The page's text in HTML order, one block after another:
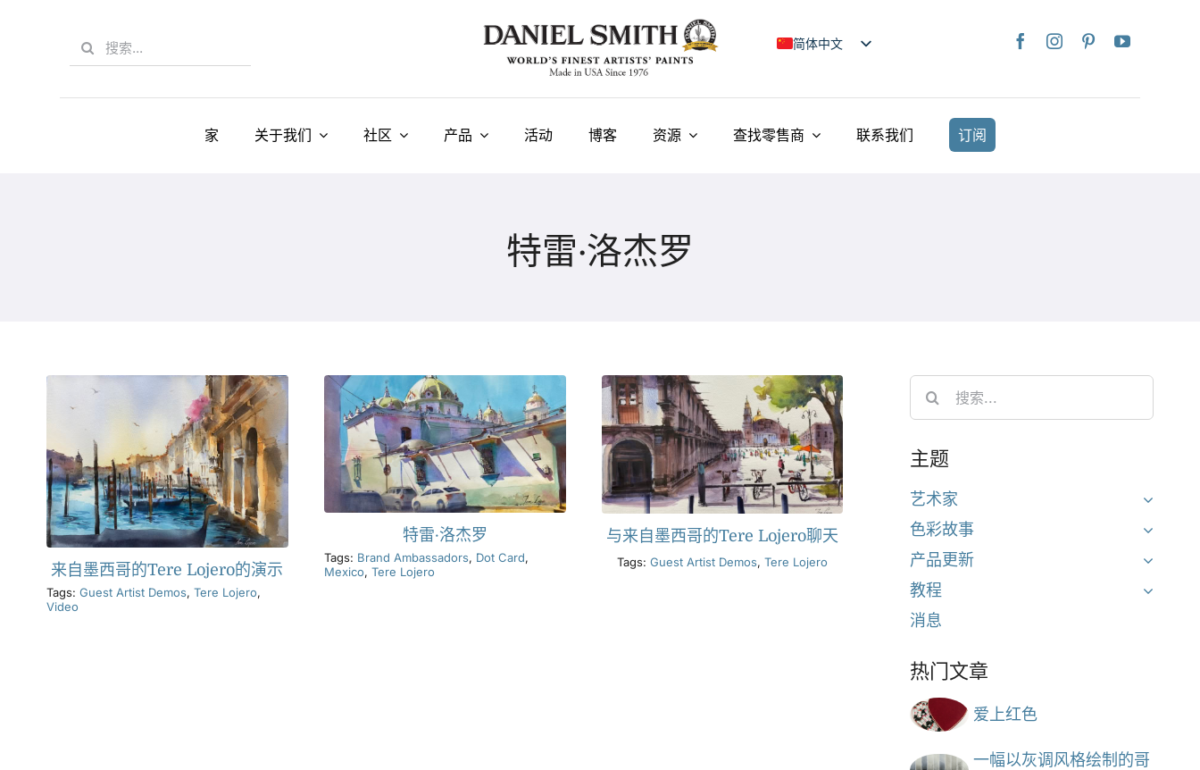
Search
for:
简体中文
日本語
Français
家 关于我们 社区 产品 活动 博客 资源 查找零售商 联系我们 订阅
特雷·洛杰罗
来自墨西哥的Tere Lojero的演示
Tags: Guest Artist Demos, Tere Lojero,
Video
特雷·洛杰罗
Tags: Brand Ambassadors, Dot Card,
Mexico, Tere Lojero
与来自墨西哥的Tere Lojero聊天
Tags: Guest Artist Demos, Tere Lojero
Search
for:
主题
艺术家
色彩故事
产品更新
教程
消息
热门文章
爱上红色
一幅以灰调风格绘制的哥